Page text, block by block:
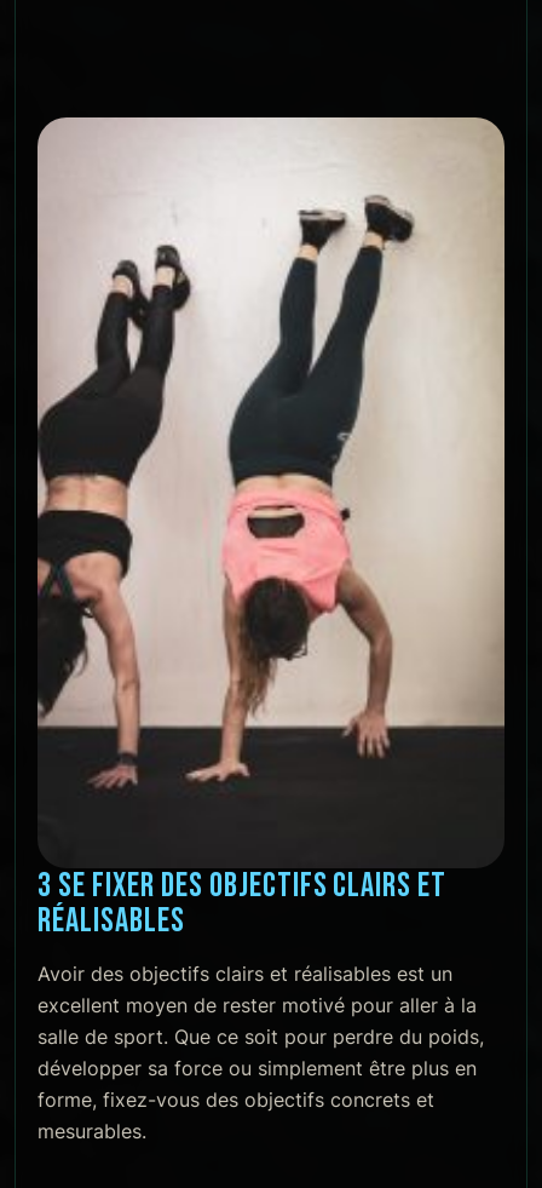
3 SE FIXER DES OBJECTIFS CLAIRS ET
RÉALISABLES
Avoir des objectifs clairs et réalisables est un
excellent moyen de rester motivé pour aller à la
salle de sport. Que ce soit pour perdre du poids,
développer sa force ou simplement être plus en
forme, fixez-vous des objectifs concrets et
mesurables.